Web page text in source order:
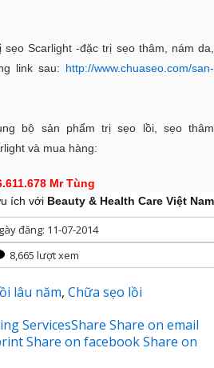
Scarlight -đặc trị sẹo thâm, nám da,
link sau: http://www.chuaseo.com/san-
bộ sản phẩm trị sẹo lồi, sẹo thâm
và mua hàng:
Mr Tùng
ích với Beauty & Health Care Việt Nam
đăng: 11-07-2014
8,665 lượt xem
lâu năm, Chữa sẹo lồi
ServicesShare Share on email
Share on facebookShare on